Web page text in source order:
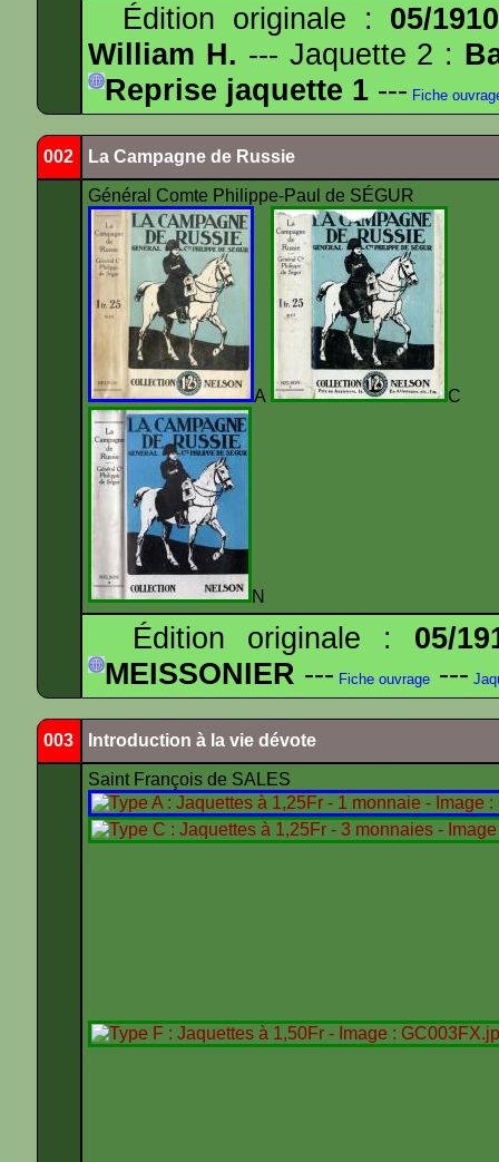
Édition originale : 05/1910
William H. --- Jaquette 2 :
Reprise jaquette 1 --- Fiche
002 La Campagne de Russie
Général Comte Philippe-Paul de SÉGUR
A
N
Édition originale : 05/
MEISSONIER --- Fiche ouvrage ---
003 Introduction à la vie dévote
Saint François de SALES